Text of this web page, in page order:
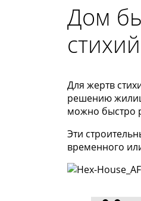
Дом
Для жертв
решению
можно быстро
Эти
временного